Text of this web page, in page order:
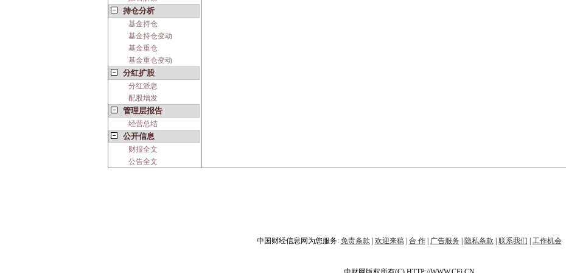
持仓分析
基金持仓
基金持仓变动
基金重仓
基金重仓变动
分红扩股
分红派息
配股增发
管理层报告
经营总结
公开信息
财报全文
公告全文
中国财经信息网为您服务: 免责条款 欢迎来稿| 合 作| 广告服务 隐私条款 联系我们 工作机会